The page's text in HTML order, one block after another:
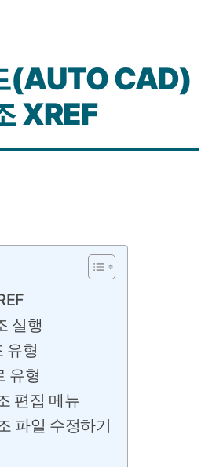
(AUTO CAD)
XREF
실행
유형
유형
편집 메뉴
파일 수정하기